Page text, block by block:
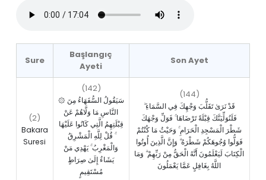
Sure
Başlangıç
Ayeti
Son Ayet
(2)
Bakara
Suresi
(142)
۞ سَيَقُولُ السُّفَهَاءُ مِنَ
النَّاسِ مَا وَلَّاهُمْ عَنْ
قِبْلَتِهِمُ الَّتِي كَانُوا عَلَيْهَا
ۚ قُلْ لِلَّهِ الْمَشْرِقُ
وَالْمَغْرِبُ ۚ يَهْدِي مَنْ
يَشَاءُ إِلَىٰ صِرَاطٍ
مُسْتَقِيمٍ
(144)
قَدْ نَرَىٰ تَقَلُّبَ وَجْهِكَ فِي السَّمَاءِ ۖ
فَلَنُوَلِّيَنَّكَ قِبْلَةً تَرْضَاهَا ۚ فَوَلِّ وَجْهَكَ
شَطْرَ الْمَسْجِدِ الْحَرَامِ ۚ وَحَيْثُ مَا كُنْتُمْ
فَوَلُّوا وُجُوهَكُمْ شَطْرَهُ ۗ وَإِنَّ الَّذِينَ أُوتُوا
الْكِتَابَ لَيَعْلَمُونَ أَنَّهُ الْحَقُّ مِنْ رَبِّهِمْ ۗ وَمَا
اللَّهُ بِغَافِلٍ عَمَّا يَعْمَلُونَ